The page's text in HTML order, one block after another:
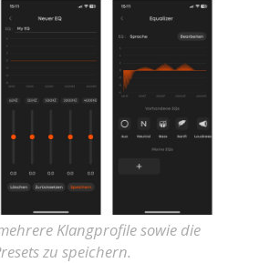
Klangprofile sowie die
zu speichern.